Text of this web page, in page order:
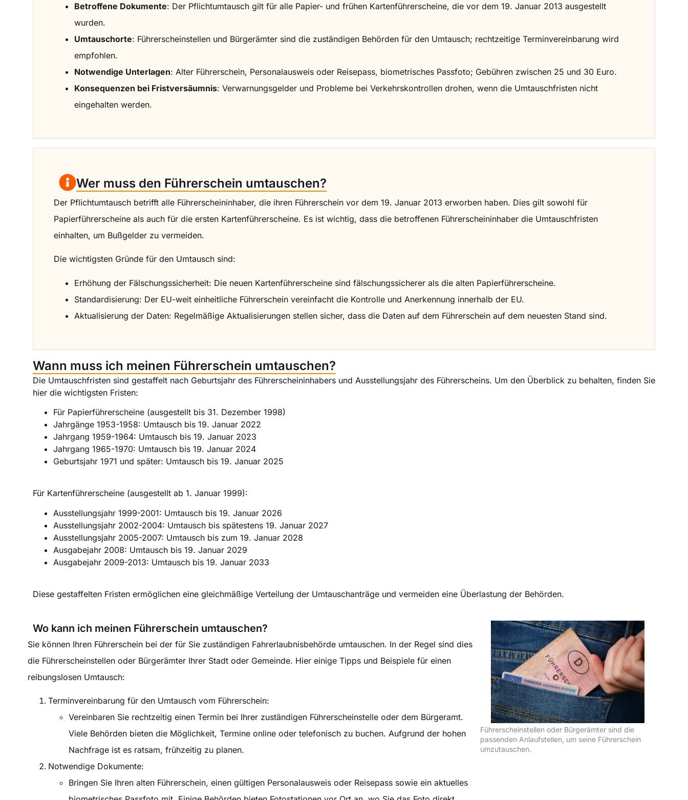
Betroffene Dokumente: Der Pflichtumtausch gilt für alle Papier- und frühen Kartenführerscheine, die vor dem 19. Januar 2013 ausgestellt
wurden.
Umtauschorte: Führerscheinstellen und Bürgerämter sind die zuständigen Behörden für den Umtausch; rechtzeitige Terminvereinbarung wird
empfohlen.
Notwendige Unterlagen: Alter Führerschein, Personalausweis oder Reisepass, biometrisches Passfoto; Gebühren zwischen 25 und 30 Euro.
Konsequenzen bei Fristversäumnis: Verwarnungsgelder und Probleme bei Verkehrskontrollen drohen, wenn die Umtauschfristen nicht
eingehalten werden.
Wer muss den Führerschein umtauschen?
Der Pflichtumtausch betrifft alle Führerscheininhaber, die ihren Führerschein vor dem 19. Januar 2013 erworben haben. Dies gilt sowohl für
Papierführerscheine als auch für die ersten Kartenführerscheine. Es ist wichtig, dass die betroffenen Führerscheininhaber die Umtauschfristen
einhalten, um Bußgelder zu vermeiden.
Die wichtigsten Gründe für den Umtausch sind:
Erhöhung der Fälschungssicherheit: Die neuen Kartenführerscheine sind fälschungssicherer als die alten Papierführerscheine.
Standardisierung: Der EU-weit einheitliche Führerschein vereinfacht die Kontrolle und Anerkennung innerhalb der EU.
Aktualisierung der Daten: Regelmäßige Aktualisierungen stellen sicher, dass die Daten auf dem Führerschein auf dem neuesten Stand sind.
Wann muss ich meinen Führerschein umtauschen?
Die Umtauschfristen sind gestaffelt nach Geburtsjahr des Führerscheininhabers und Ausstellungsjahr des Führerscheins. Um den Überblick zu behalten, finden Sie
hier die wichtigsten Fristen:
Für Papierführerscheine (ausgestellt bis 31. Dezember 1998)
Jahrgänge 1953-1958: Umtausch bis 19. Januar 2022
Jahrgang 1959-1964: Umtausch bis 19. Januar 2023
Jahrgang 1965-1970: Umtausch bis 19. Januar 2024
Geburtsjahr 1971 und später: Umtausch bis 19. Januar 2025
Für Kartenführerscheine (ausgestellt ab 1. Januar 1999):
Ausstellungsjahr 1999-2001: Umtausch bis 19. Januar 2026
Ausstellungsjahr 2002-2004: Umtausch bis spätestens 19. Januar 2027
Ausstellungsjahr 2005-2007: Umtausch bis zum 19. Januar 2028
Ausgabejahr 2008: Umtausch bis 19. Januar 2029
Ausgabejahr 2009-2013: Umtausch bis 19. Januar 2033
Diese gestaffelten Fristen ermöglichen eine gleichmäßige Verteilung der Umtauschanträge und vermeiden eine Überlastung der Behörden.
Wo kann ich meinen Führerschein umtauschen?
Sie können Ihren Führerschein bei der für Sie zuständigen Fahrerlaubnisbehörde umtauschen. In der Regel sind dies
die Führerscheinstellen oder Bürgerämter Ihrer Stadt oder Gemeinde. Hier einige Tipps und Beispiele für einen
reibungslosen Umtausch:
Terminvereinbarung für den Umtausch vom Führerschein:
Vereinbaren Sie rechtzeitig einen Termin bei Ihrer zuständigen Führerscheinstelle oder dem Bürgeramt.
Viele Behörden bieten die Möglichkeit, Termine online oder telefonisch zu buchen. Aufgrund der hohen
Nachfrage ist es ratsam, frühzeitig zu planen.
Notwendige Dokumente:
Bringen Sie Ihren alten Führerschein, einen gültigen Personalausweis oder Reisepass sowie ein aktuelles
Führerscheinstellen oder Bürgerämter sind die
passenden Anlaufstellen, um seine Führerschein
umzutauschen.